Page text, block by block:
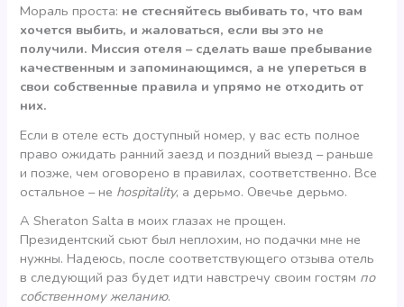
Мораль проста: не стесняйтесь выбивать то, что вам
хочется выбить, и жаловаться, если вы это не
получили. Миссия отеля – сделать ваше пребывание
качественным и запоминающимся, а не упереться в
свои собственные правила и упрямо не отходить от
них.
Если в отеле есть доступный номер, у вас есть полное
право ожидать ранний заезд и поздний выезд – раньше
и позже, чем оговорено в правилах, соответственно. Все
остальное – не hospitality, а дерьмо. Овечье дерьмо.
А Sheraton Salta в моих глазах не прощен.
Президентский сьют был неплохим, но подачки мне не
нужны. Надеюсь, после соответствующего отзыва отель
в следующий раз будет идти навстречу своим гостям по
собственному желанию.